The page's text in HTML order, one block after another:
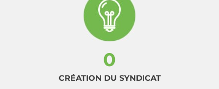
CRÉATION DU SYNDICAT
0